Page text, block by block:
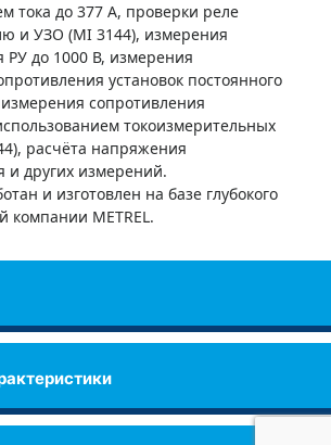
тока до 377 А, проверки реле
и УЗО (MI 3144), измерения
РУ до 1000 В, измерения
установок постоянного
сопротивления
токоизмерительных
расчёта напряжения
и других измерений.
и изготовлен на базе глубокого
компании METREL.